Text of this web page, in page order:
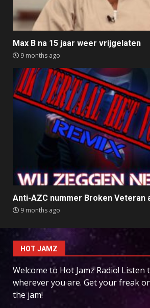
Max B na 15 jaar weer vrijgelaten
9 months ago
Anti-AZC nummer Broken Veteran
9 months ago
HOT JAMZ
Welcome to Hot Jamz Radio! Listen
wherever you are. Get your freak
the jam!